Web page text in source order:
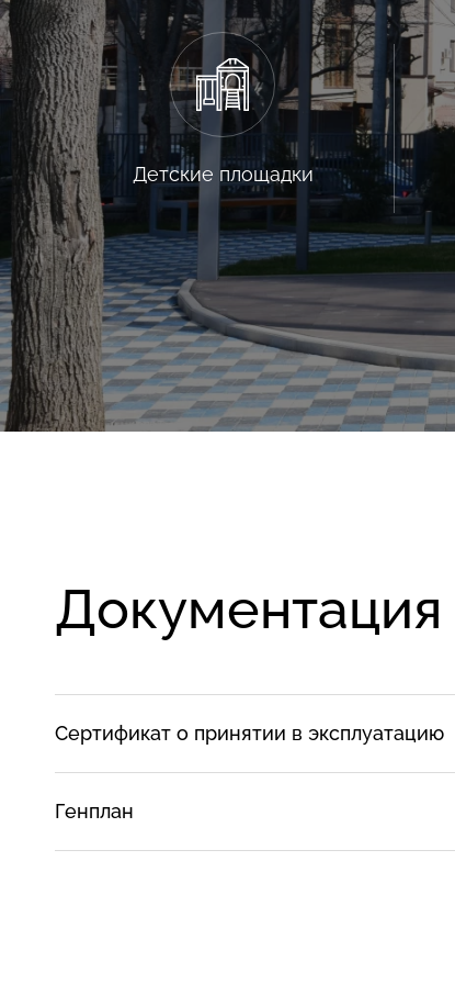
Детские площадки
Документация
Сертификат о принятии в эксплуатацию
Генплан